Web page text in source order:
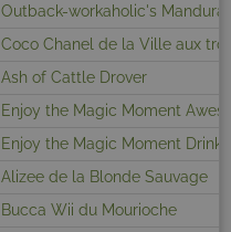
Outback-workaholic's Mandura
Coco Chanel de la Ville aux
Ash of Cattle Drover
Enjoy the Magic Moment
Enjoy the Magic Moment Drink
Alizee de la Blonde Sauvage
Bucca Wii du Mourioche